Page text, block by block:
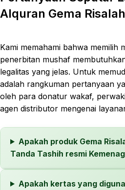
Alquran Gema
Kami memahami bahwa memilih
penerbitan mushaf
legalitas yang jelas. Untuk
adalah rangkuman pertanyaan
oleh para donatur wakaf,
agen distributor mengenai
Apakah produk Gema
Tanda Tashih resmi
Apakah kertas yang